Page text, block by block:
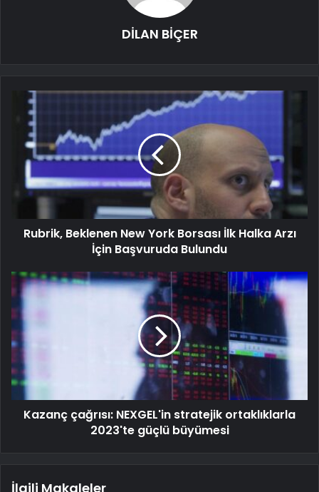
DİLAN BİÇER
Rubrik, Beklenen New York Borsası İlk Halka Arzı
İçin Başvuruda Bulundu
Kazanç çağrısı: NEXGEL'in stratejik ortaklıklarla
2023'te güçlü büyümesi
İlgili Makaleler